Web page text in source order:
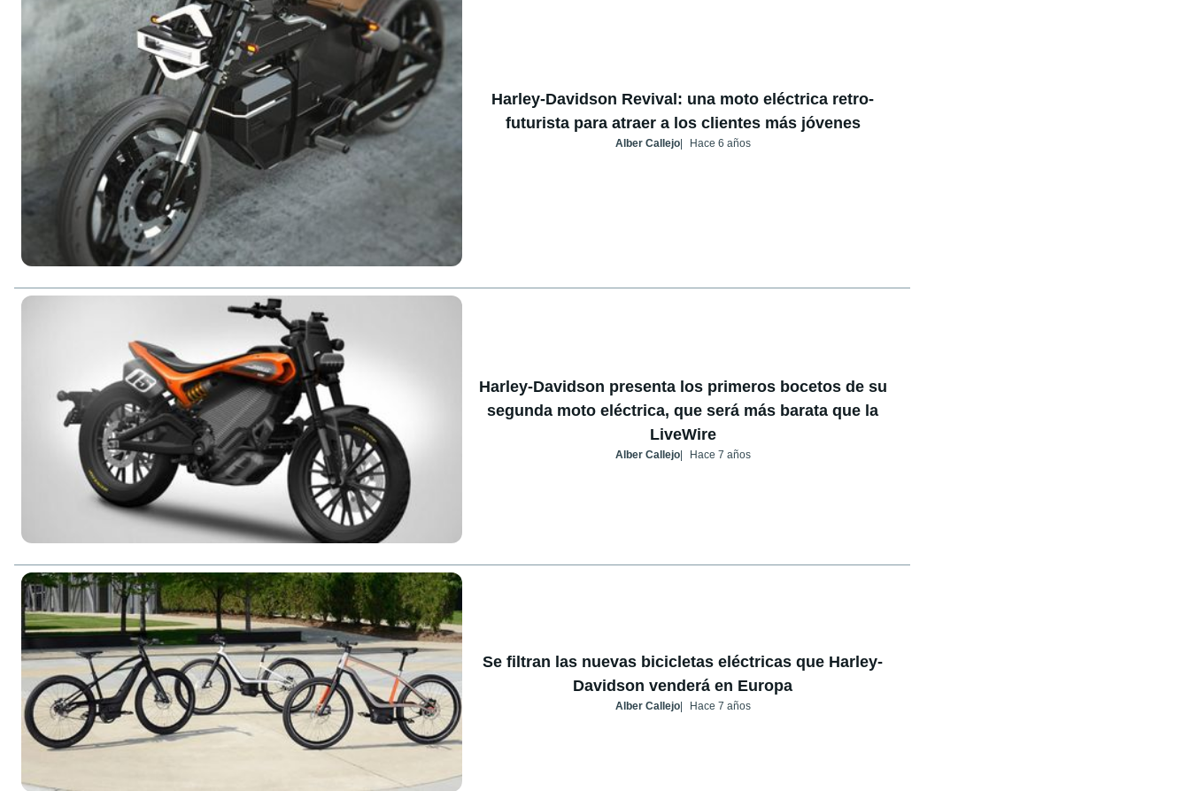
Harley-Davidson Revival: una moto eléctrica retro-
futurista para atraer a los clientes más jóvenes
Alber Callejo Hace 6 años
Harley-Davidson presenta los primeros bocetos de su
segunda moto eléctrica, que será más barata que la
LiveWire
Alber Callejo Hace 7 años
Se filtran las nuevas bicicletas eléctricas que Harley-
Davidson venderá en Europa
Alber Callejo Hace 7 años